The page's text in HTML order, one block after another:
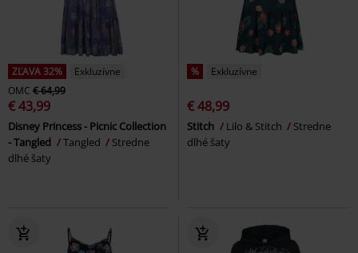
ZĽAVA 32%
Exkluzívne
OMC € 64,99
€ 43,99
Disney Princess - Picnic Collection
- Tangled
Tangled
Stredne
dlhé šaty
% Exkluzívne
€ 48,99
Stitch Lilo & Stitch
Stredne
dlhé šaty